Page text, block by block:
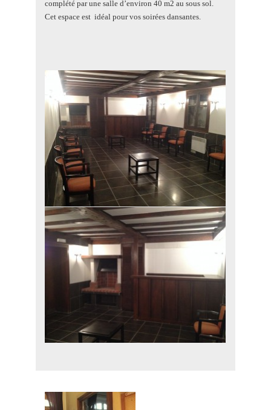
complété par une salle d’environ 40 m2 au sous sol.
Cet espace est idéal pour vos soirées dansantes.